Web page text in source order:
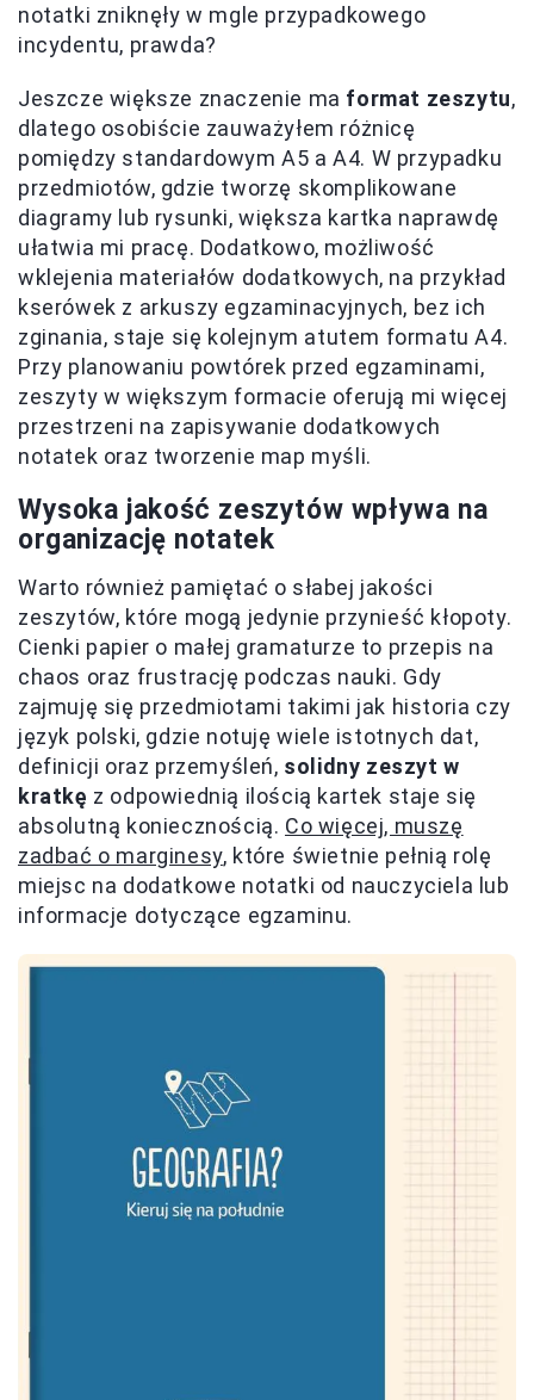
notatki zniknęły w mgle przypadkowego
incydentu, prawda?
Jeszcze większe znaczenie ma format zeszytu,
dlatego osobiście zauważyłem różnicę
pomiędzy standardowym A5 a A4. W przypadku
przedmiotów, gdzie tworzę skomplikowane
diagramy lub rysunki, większa kartka naprawdę
ułatwia mi pracę. Dodatkowo, możliwość
wklejenia materiałów dodatkowych, na przykład
kserówek z arkuszy egzaminacyjnych, bez ich
zginania, staje się kolejnym atutem formatu A4.
Przy planowaniu powtórek przed egzaminami,
zeszyty w większym formacie oferują mi więcej
przestrzeni na zapisywanie dodatkowych
notatek oraz tworzenie map myśli.
Wysoka jakość zeszytów wpływa na
organizację notatek
Warto również pamiętać o słabej jakości
zeszytów, które mogą jedynie przynieść kłopoty.
Cienki papier o małej gramaturze to przepis na
chaos oraz frustrację podczas nauki. Gdy
zajmuję się przedmiotami takimi jak historia czy
język polski, gdzie notuję wiele istotnych dat,
definicji oraz przemyśleń, solidny zeszyt w
kratkę z odpowiednią ilością kartek staje się
absolutną koniecznością. Co więcej, muszę
zadbać o marginesy, które świetnie pełnią rolę
miejsc na dodatkowe notatki od nauczyciela lub
informacje dotyczące egzaminu.